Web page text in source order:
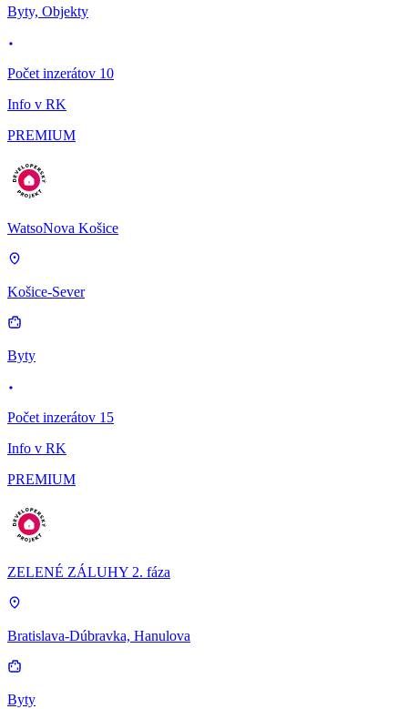
Byty, Objekty
Počet inzerátov 10
Info v RK
PREMIUM
WatsoNova Košice
Košice-Sever
Byty
Počet inzerátov 15
Info v RK
PREMIUM
ZELENÉ ZÁLUHY 2. fáza
Bratislava-Dúbravka, Hanulova
Byty